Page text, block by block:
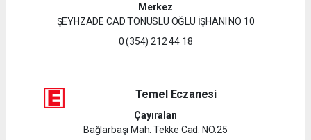
Merkez
ŞEYHZADE CAD TONUSLU OĞLU İŞHANI NO 10
0 (354) 212 44 18
Temel Eczanesi
Çayıralan
Bağlarbaşı Mah. Tekke Cad. NO:25